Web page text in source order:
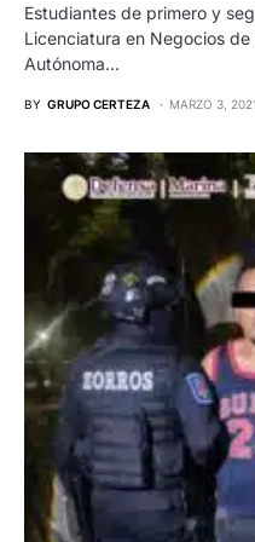
Estudiantes de primero y
Licenciatura en Negocios
Autónoma…
BY GRUPO CERTEZA MARZO 3,